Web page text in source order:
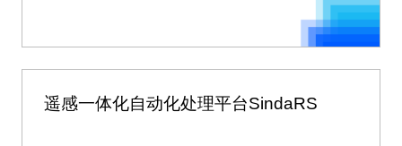
遥感一体化自动化处理平台SindaRS